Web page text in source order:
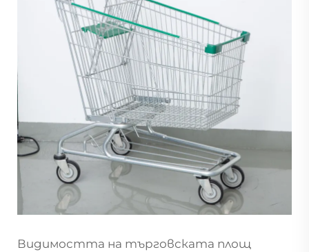
Видимостта на търговската площ